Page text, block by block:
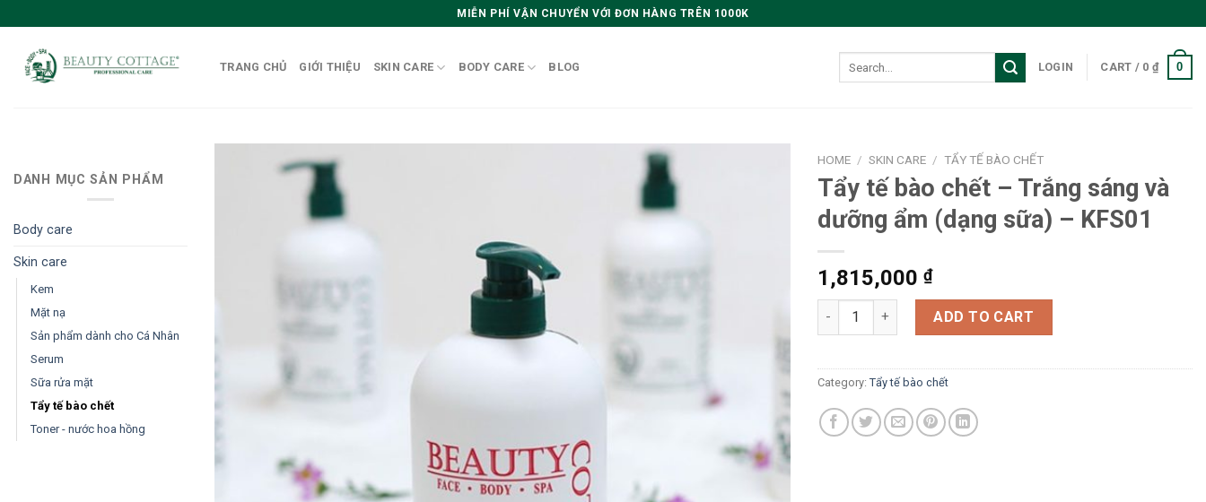
to
content
MIỄN PHÍ VẬN CHUYỂN VỚI ĐƠN HÀNG TRÊN 1000K
TRANG CHỦ GIỚI THIỆU SKIN CARE BODY CARE BLOG LOGIN CART / 0 ₫ 0
DANH MỤC SẢN PHẨM
Body care
Skin care
Kem
Mặt nạ
Sản phẩm dành cho Cá Nhân
Serum
Sữa rửa mặt
Tẩy tế bào chết
Toner - nước hoa hồng
HOME / SKIN CARE / TẨY TẾ BÀO CHẾT
Tẩy tế bào chết – Trắng sáng và
dưỡng ẩm (dạng sữa) – KFS01
1,815,000 ₫
Tẩy tế bào chết - Trắng sáng và dưỡng ẩm (dạng sữa) - KFS01
ADD TO CART
Category: Tẩy tế bào chết